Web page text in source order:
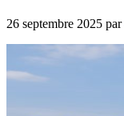
26 septembre 2025 par